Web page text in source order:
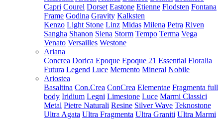
Capri Courel Dorset Eastone Etienne Flodsten Fontana
Frame Godina Gravity Kalksten
Kenzo Light Stone Linz Midas Milena Petra Riven
Sangha Shanon Siena Storm Tempo Terma Vega
Venato Versailles Westone
Ariana
Concrea Dorica Epoque Epoque 21 Essential Floralia
Futura Legend Luce Memento Mineral Nobile
Ariostea
Basaltina Con.Crea ConCrea Elementae Fragmenta full
body Iridium Legni Limestone Luce Marmi Classici
Metal Pietre Naturali Resine Silver Wave Teknostone
Ultra Agata Ultra Fragmenta Ultra Graniti Ultra Marmi